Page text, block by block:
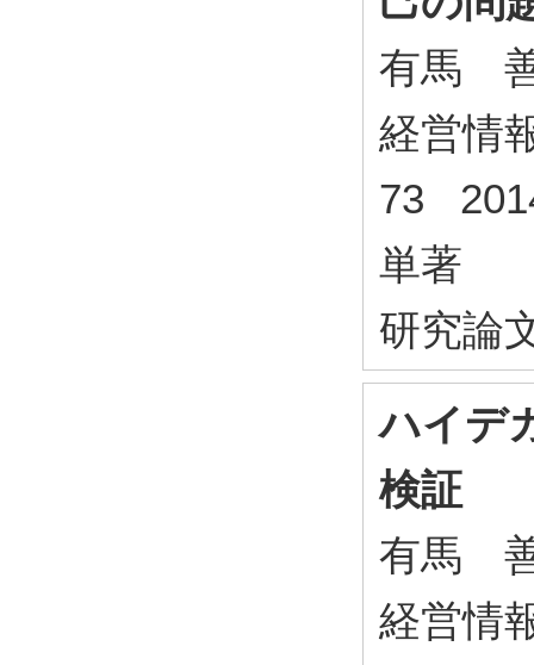
有馬
経営情
73
単著
研究論
ハイデ
検証
有馬
経営情